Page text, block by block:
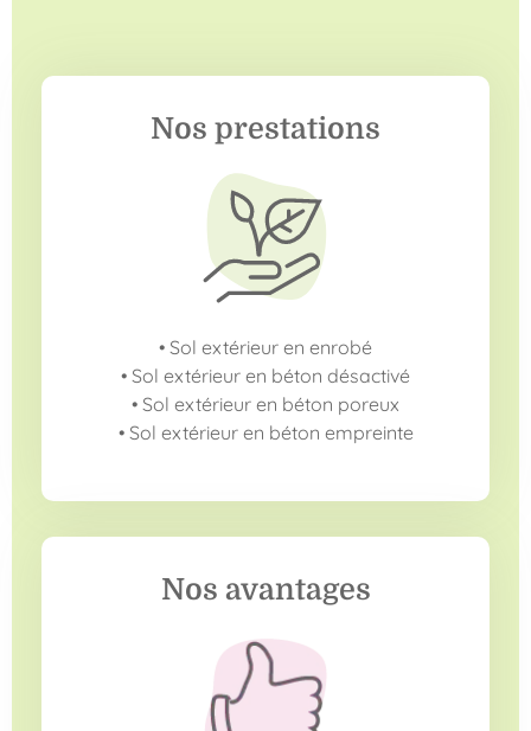
Nos prestations
• Sol extérieur en enrobé
• Sol extérieur en béton désactivé
• Sol extérieur en béton poreux
• Sol extérieur en béton empreinte
Nos avantages